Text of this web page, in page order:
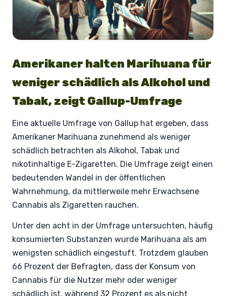
Amerikaner halten Marihuana für
weniger schädlich als Alkohol und
Tabak, zeigt Gallup-Umfrage
Eine aktuelle Umfrage von Gallup hat ergeben, dass
Amerikaner Marihuana zunehmend als weniger
schädlich betrachten als Alkohol, Tabak und
nikotinhaltige E-Zigaretten. Die Umfrage zeigt einen
bedeutenden Wandel in der öffentlichen
Wahrnehmung, da mittlerweile mehr Erwachsene
Cannabis als Zigaretten rauchen.
Unter den acht in der Umfrage untersuchten, häufig
konsumierten Substanzen wurde Marihuana als am
wenigsten schädlich eingestuft. Trotzdem glauben
66 Prozent der Befragten, dass der Konsum von
Cannabis für die Nutzer mehr oder weniger
schädlich ist, während 32 Prozent es als nicht